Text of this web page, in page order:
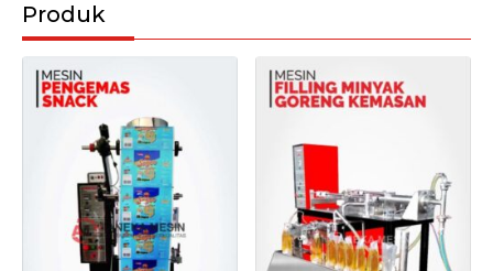
Produk